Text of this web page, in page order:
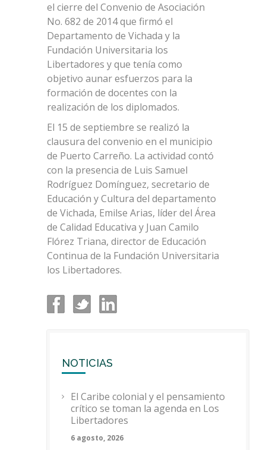
el cierre del Convenio de Asociación
No. 682 de 2014 que firmó el
Departamento de Vichada y la
Fundación Universitaria los
Libertadores y que tenía como
objetivo aunar esfuerzos para la
formación de docentes con la
realización de los diplomados.
El 15 de septiembre se realizó la
clausura del convenio en el municipio
de Puerto Carreño. La actividad contó
con la presencia de Luis Samuel
Rodríguez Domínguez, secretario de
Educación y Cultura del departamento
de Vichada, Emilse Arias, líder del Área
de Calidad Educativa y Juan Camilo
Flórez Triana, director de Educación
Continua de la Fundación Universitaria
los Libertadores.
NOTICIAS
El Caribe colonial y el pensamiento
crítico se toman la agenda en Los
Libertadores
6 agosto, 2026